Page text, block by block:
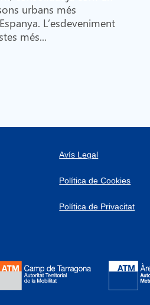
urbans més
L’esdeveniment
més...
Avís Legal
Política de Cookies
Política de Privacitat